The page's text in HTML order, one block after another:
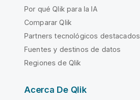
Por qué Qlik para la IA
Comparar Qlik
Partners tecnológicos destacados
Fuentes y destinos de datos
Regiones de Qlik
Acerca De Qlik